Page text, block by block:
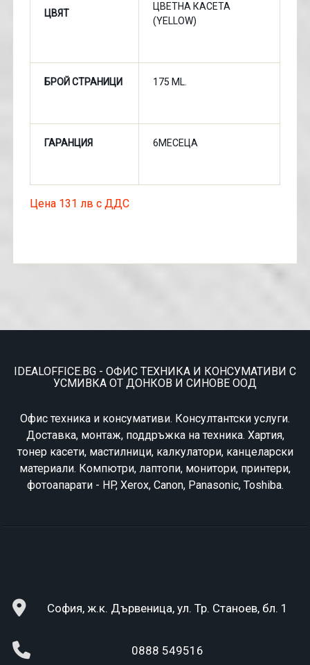
ЦВЯТ
ЦВЕТНА КАСЕТА
(YELLOW)
БРОЙ СТРАНИЦИ 175 ML.
ГАРАНЦИЯ 6МЕСЕЦА
Цена 131 лв с ДДС
IDEALOFFICE.BG - ОФИС ТЕХНИКА И КОНСУМАТИВИ С
УСМИВКА ОТ ДОНКОВ И СИНОВЕ ООД
Офис техника и консумативи. Консултантски услуги.
Доставка, монтаж, поддръжка на техника. Хартия,
тонер касети, мастилници, калкулатори, канцеларски
материали. Компютри, лаптопи, монитори, принтери,
фотоапарати - HP, Xerox, Canon, Panasonic, Toshiba.
София, ж.к. Дървеница, ул. Тр. Станоев, бл. 1
0888 549516